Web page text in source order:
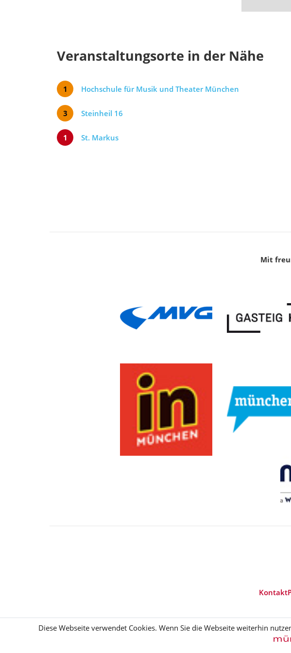
Veranstaltungsorte in der Nähe
1 Hochschule für Musik und Theater München
3 Steinheil 16
1 St. Markus
Mit
Kontakt
Diese Webseite verwendet Cookies. Wenn Sie die Webseite weiterhin